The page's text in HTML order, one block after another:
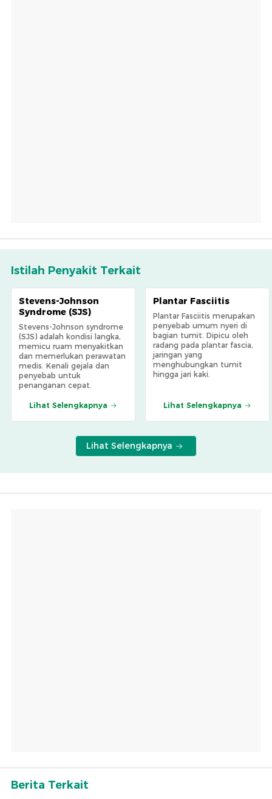
Istilah Penyakit Terkait
Stevens-Johnson
Syndrome (SJS)
Stevens-Johnson syndrome
(SJS) adalah kondisi langka,
memicu ruam menyakitkan
dan memerlukan perawatan
medis. Kenali gejala dan
penyebab untuk
penanganan cepat.
Lihat Selengkapnya
Plantar Fasciitis
Plantar Fasciitis merupakan
penyebab umum nyeri di
bagian tumit. Dipicu oleh
radang pada plantar fascia,
jaringan yang
menghubungkan tumit
hingga jari kaki.
Lihat Selengkapnya
Lihat Selengkapnya
Berita Terkait